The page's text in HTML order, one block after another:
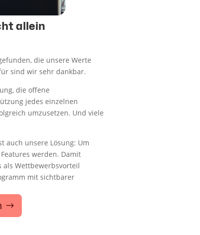
allein
die unsere Werte
sind wir sehr dankbar.
die offene
jedes einzelnen
umzusetzen. Und viele
auch unsere Lösung: Um
werden. Damit
als Wettbewerbsvorteil
mit sichtbarer